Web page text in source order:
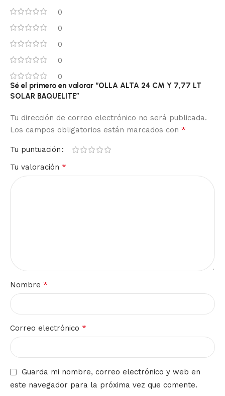
0
0
0
0
0
Sé el primero en valorar “OLLA ALTA 24 CM Y 7,77 LT
SOLAR BAQUELITE”
Tu dirección de correo electrónico no será publicada.
Los campos obligatorios están marcados con *
Tu puntuación
Tu valoración *
Nombre *
Correo electrónico *
Guarda mi nombre, correo electrónico y web en
este navegador para la próxima vez que comente.